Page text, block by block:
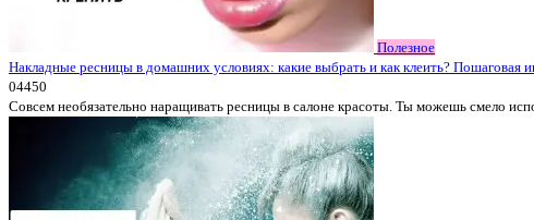
Полезное
Накладные ресницы в домашних условиях: какие выбрать и как клеить? Пошаговая
04450
Совсем необязательно наращивать ресницы в салоне красоты. Ты можешь смело